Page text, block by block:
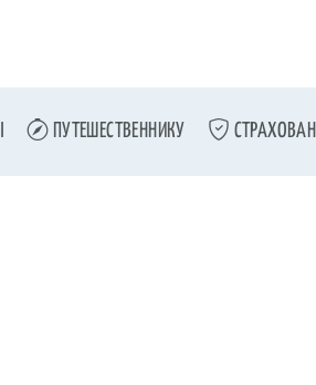
ПУТЕШЕСТВЕННИКУ